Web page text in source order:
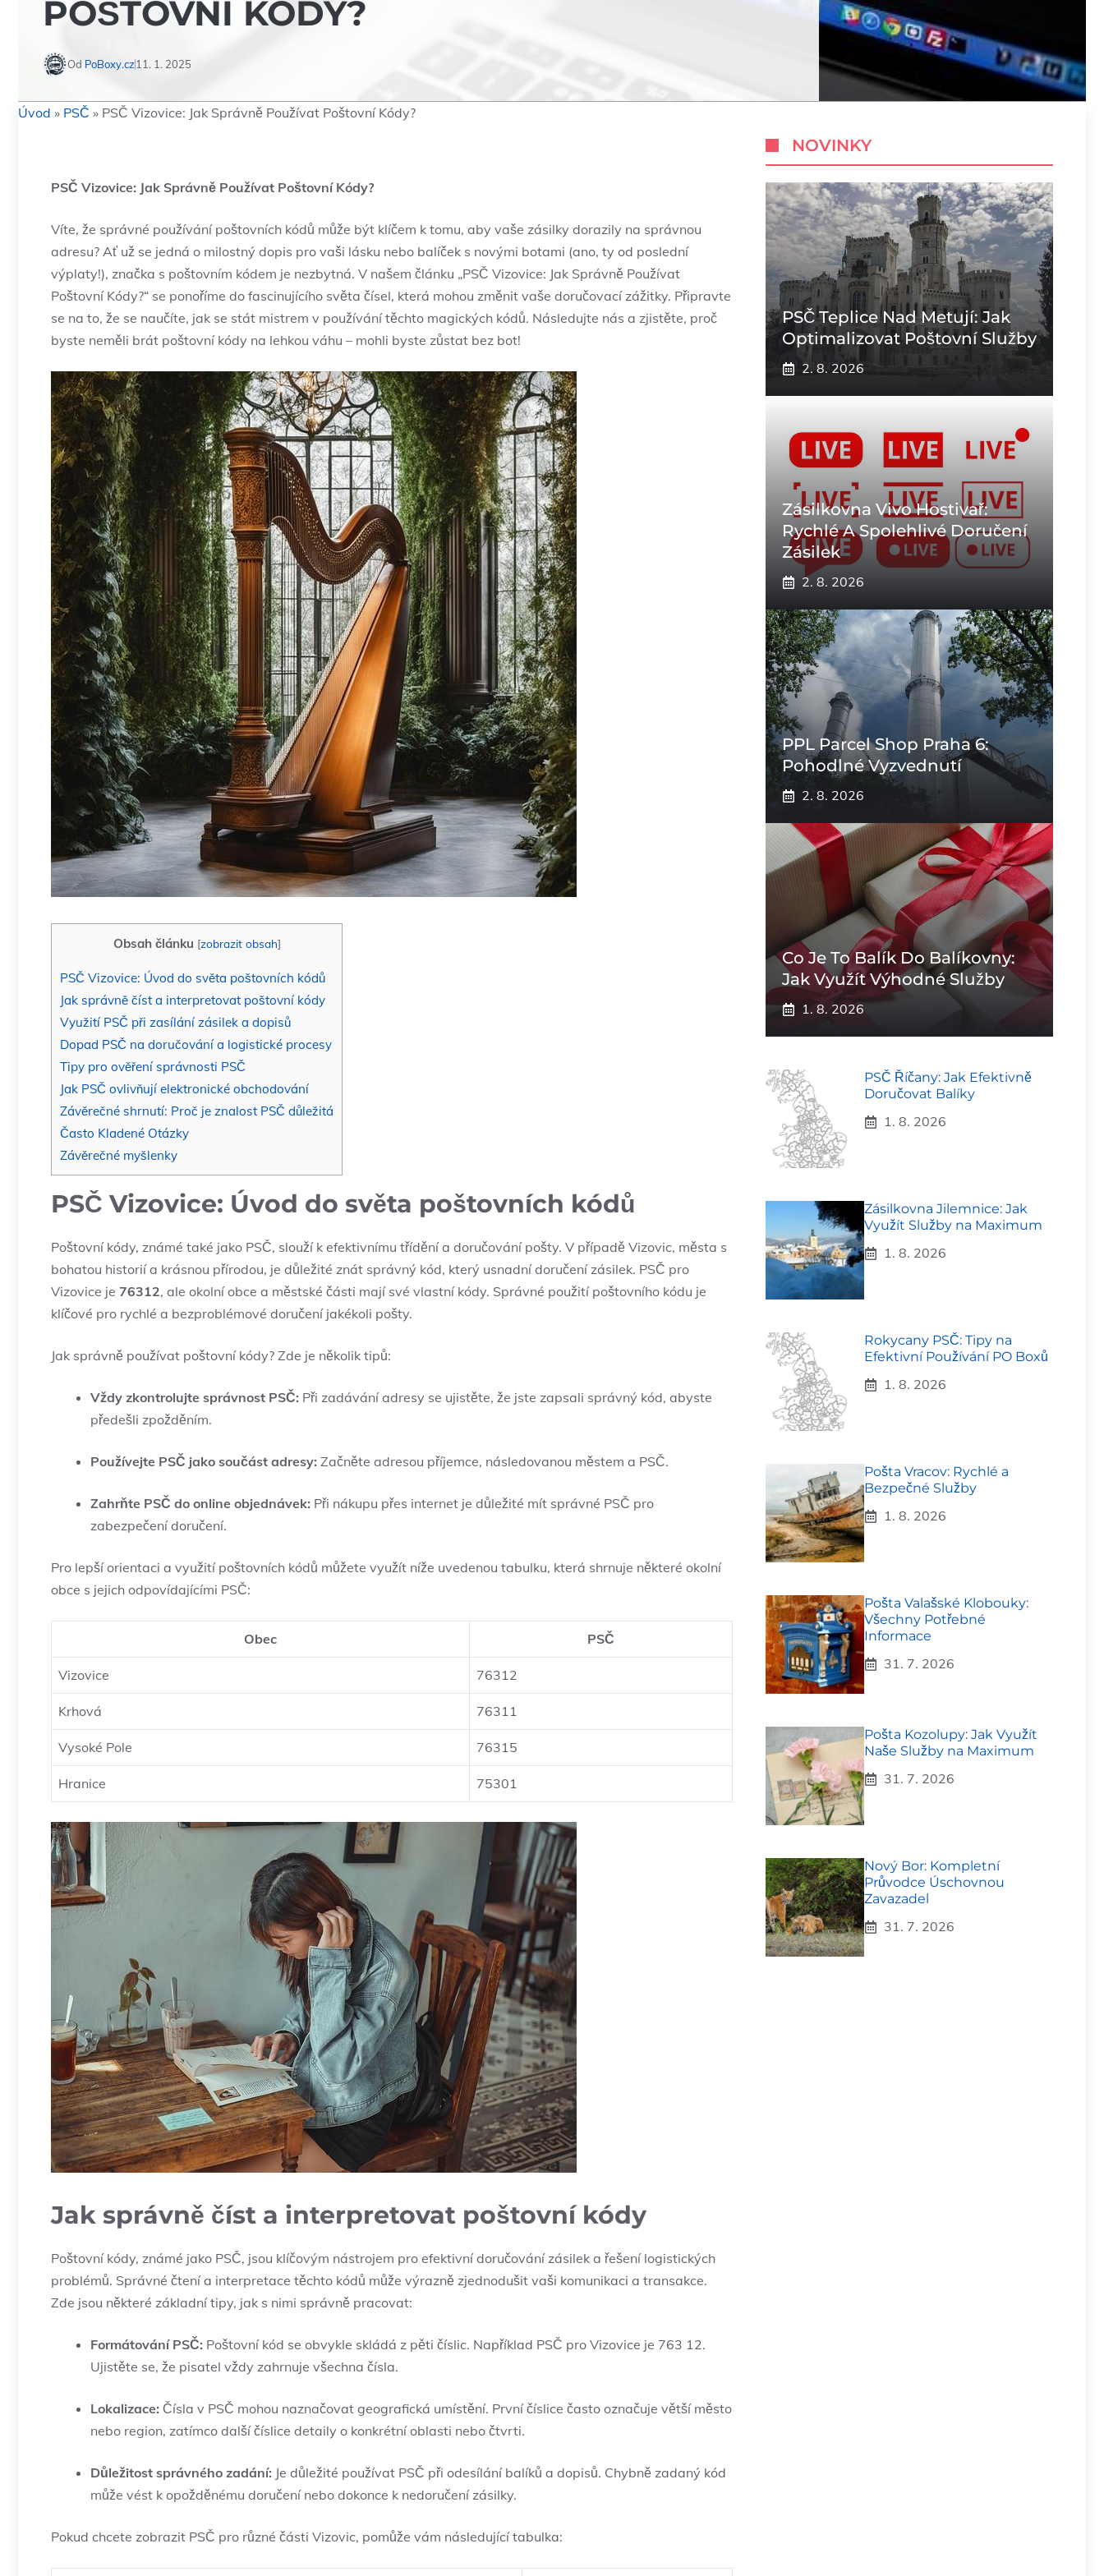
POŠTOVNÍ KÓDY?
Od PoBoxy.cz 11. 1. 2025
Úvod » PSČ » PSČ Vizovice: Jak Správně Používat Poštovní Kódy?
PSČ Vizovice: Jak Správně Používat Poštovní Kódy?
Víte, že správné používání poštovních kódů může být klíčem k tomu, aby vaše zásilky dorazily na správnou
adresu? Ať už se jedná o milostný dopis pro vaši lásku nebo balíček s novými botami (ano, ty od poslední
výplaty!), značka s poštovním kódem je nezbytná. V našem článku „PSČ Vizovice: Jak Správně Používat
Poštovní Kódy?“ se ponoříme do fascinujícího světa čísel, která mohou změnit vaše doručovací zážitky. Připravte
se na to, že se naučíte, jak se stát mistrem v používání těchto magických kódů. Následujte nás a zjistěte, proč
byste neměli brát poštovní kódy na lehkou váhu – mohli byste zůstat bez bot!
Obsah článku [zobrazit obsah]
PSČ Vizovice: Úvod do světa poštovních kódů
Jak správně číst a interpretovat poštovní kódy
Využití PSČ při zasílání zásilek a dopisů
Dopad PSČ na doručování a logistické procesy
Tipy pro ověření správnosti PSČ
Jak PSČ ovlivňují elektronické obchodování
Závěrečné shrnutí: Proč je znalost PSČ důležitá
Často Kladené Otázky
Závěrečné myšlenky
PSČ Vizovice: Úvod do světa poštovních kódů
Poštovní kódy, známé také jako PSČ, slouží k efektivnímu třídění a doručování pošty. V případě Vizovic, města s
bohatou historií a krásnou přírodou, je důležité znát správný kód, který usnadní doručení zásilek. PSČ pro
Vizovice je 76312, ale okolní obce a městské části mají své vlastní kódy. Správné použití poštovního kódu je
klíčové pro rychlé a bezproblémové doručení jakékoli pošty.
Jak správně používat poštovní kódy? Zde je několik tipů:
Vždy zkontrolujte správnost PSČ: Při zadávání adresy se ujistěte, že jste zapsali správný kód, abyste
předešli zpožděním.
Používejte PSČ jako součást adresy: Začněte adresou příjemce, následovanou městem a PSČ.
Zahrňte PSČ do online objednávek: Při nákupu přes internet je důležité mít správné PSČ pro
zabezpečení doručení.
Pro lepší orientaci a využití poštovních kódů můžete využít níže uvedenou tabulku, která shrnuje některé okolní
obce s jejich odpovídajícími PSČ:
Obec PSČ
Vizovice 76312
Krhová 76311
Vysoké Pole 76315
Hranice 75301
Jak správně číst a interpretovat poštovní kódy
Poštovní kódy, známé jako PSČ, jsou klíčovým nástrojem pro efektivní doručování zásilek a řešení logistických
problémů. Správné čtení a interpretace těchto kódů může výrazně zjednodušit vaši komunikaci a transakce.
Zde jsou některé základní tipy, jak s nimi správně pracovat:
Formátování PSČ: Poštovní kód se obvykle skládá z pěti číslic. Například PSČ pro Vizovice je 763 12.
Ujistěte se, že pisatel vždy zahrnuje všechna čísla.
Lokalizace: Čísla v PSČ mohou naznačovat geografická umístění. První číslice často označuje větší město
nebo region, zatímco další číslice detaily o konkrétní oblasti nebo čtvrti.
Důležitost správného zadání: Je důležité používat PSČ při odesílání balíků a dopisů. Chybně zadaný kód
může vést k opožděnému doručení nebo dokonce k nedoručení zásilky.
Pokud chcete zobrazit PSČ pro různé části Vizovic, pomůže vám následující tabulka:
NOVINKY
PSČ Teplice Nad Metují: Jak
Optimalizovat Poštovní Služby
2. 8. 2026
Zásilkovna Vivo Hostivař:
Rychlé A Spolehlivé Doručení
Zásilek
2. 8. 2026
PPL Parcel Shop Praha 6:
Pohodlné Vyzvednutí
2. 8. 2026
Co Je To Balík Do Balíkovny:
Jak Využít Výhodné Služby
1. 8. 2026
PSČ Říčany: Jak Efektivně
Doručovat Balíky
1. 8. 2026
Zásilkovna Jilemnice: Jak
Využít Služby na Maximum
1. 8. 2026
Rokycany PSČ: Tipy na
Efektivní Používání PO Boxů
1. 8. 2026
Pošta Vracov: Rychlé a
Bezpečné Služby
1. 8. 2026
Pošta Valašské Klobouky:
Všechny Potřebné
Informace
31. 7. 2026
Pošta Kozolupy: Jak Využít
Naše Služby na Maximum
31. 7. 2026
Nový Bor: Kompletní
Průvodce Úschovnou
Zavazadel
31. 7. 2026